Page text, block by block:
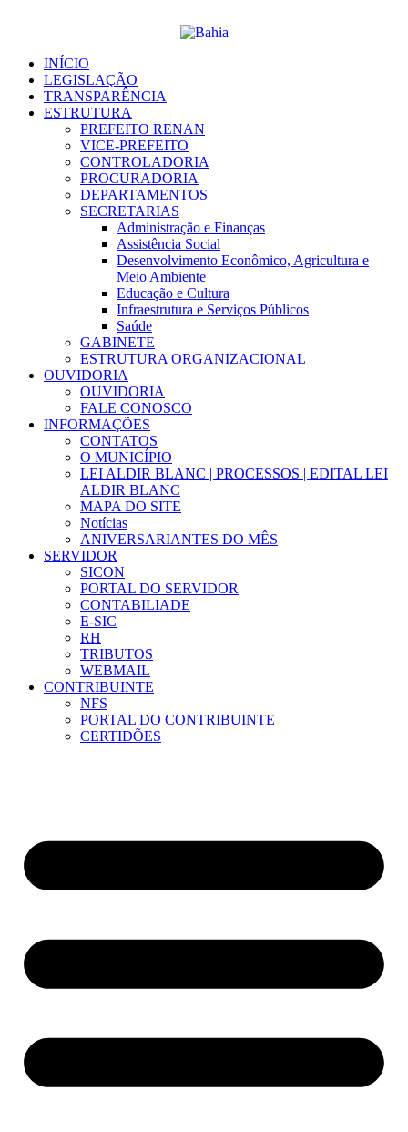
conteúdoINÍCIO
LEGISLAÇÃO
TRANSPARÊNCIA
ESTRUTURA
PREFEITO RENAN
VICE-PREFEITO
CONTROLADORIA
PROCURADORIA
DEPARTAMENTOS
SECRETARIAS
Administração e Finanças
Assistência Social
Desenvolvimento Econômico, Agricultura e
Meio Ambiente
Educação e Cultura
Infraestrutura e Serviços Públicos
Saúde
GABINETE
ESTRUTURA ORGANIZACIONAL
OUVIDORIA
OUVIDORIA
FALE CONOSCO
INFORMAÇÕES
CONTATOS
O MUNICÍPIO
LEI ALDIR BLANC | PROCESSOS | EDITAL LEI
ALDIR BLANC
MAPA DO SITE
Notícias
ANIVERSARIANTES DO MÊS
SERVIDOR
SICON
PORTAL DO SERVIDOR
CONTABILIADE
E-SIC
RH
TRIBUTOS
WEBMAIL
CONTRIBUINTE
NFS
PORTAL DO CONTRIBUINTE
CERTIDÕES